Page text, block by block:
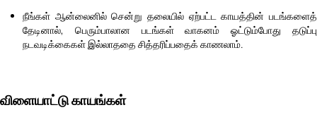
நீங்கள் ஆன்லைனில் சென்று தலையில் ஏற்பட்ட காயத்தின் படங்களைத்
தேடினால், பெரும்பாலான படங்கள் வாகனம் ஓட்டும்போது தடுப்பு
நடவடிக்கைகள் இல்லாததை சித்தரிப்பதைக் காணலாம்.
விளையாட்டு காயங்கள்